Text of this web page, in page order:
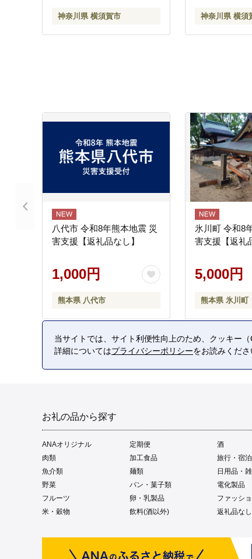
神奈川県 横須賀市 神奈川県 横須
八代市 令和8年熊本地震 災
害支援【返礼品なし】
1,000円
熊本県 八代市
氷川町 令和8
害支援【返礼
5,000円
熊本県 氷川町
お礼の品から探す
ANAオリジナル 定期便
酒
肉類
加工食品
旅行・宿
魚介類
麺類
日用品・
野菜
パン・菓子類
電化製品
フルーツ
卵・乳製品
ファッシ
米・穀物
飲料(酒以外) 返礼品なし
当サイトでは、サイト利便性向上のため、クッキー
詳細についてはプライバシーポリシーをお読みくださ